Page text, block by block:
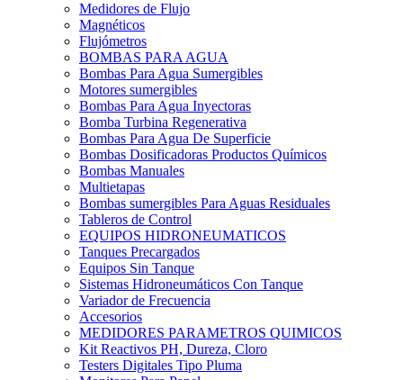
Medidores de Flujo
Magnéticos
Flujómetros
BOMBAS PARA AGUA
Bombas Para Agua Sumergibles
Motores sumergibles
Bombas Para Agua Inyectoras
Bomba Turbina Regenerativa
Bombas Para Agua De Superficie
Bombas Dosificadoras Productos Químicos
Bombas Manuales
Multietapas
Bombas sumergibles Para Aguas Residuales
Tableros de Control
EQUIPOS HIDRONEUMATICOS
Tanques Precargados
Equipos Sin Tanque
Sistemas Hidroneumáticos Con Tanque
Variador de Frecuencia
Accesorios
MEDIDORES PARAMETROS QUIMICOS
Kit Reactivos PH, Dureza, Cloro
Testers Digitales Tipo Pluma